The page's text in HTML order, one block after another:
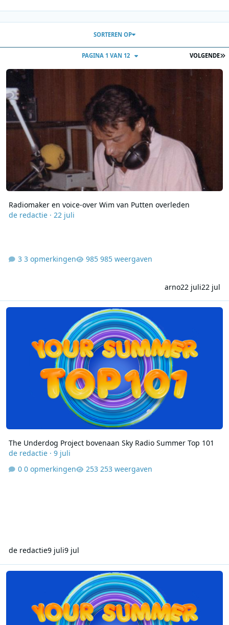
VOLGENDE
PAGINA 1 VAN 12
SORTEREN OP
Radiomaker en voice-over Wim van Putten overleden
Radiomaker en voice-over Wim van Putten overleden
de redactie· 22 juli
3 opmerkingen 985 weergaven
arno22 juli22 jul
The Underdog Project bovenaan Sky Radio Summer Top 101
The Underdog Project bovenaan Sky Radio Summer Top 101
de redactie· 9 juli
0 opmerkingen
253 weergaven
de redactie9 juli9 jul
Sky Radio zendt vandaag de Summer Top 101 van 2025 opnieuw